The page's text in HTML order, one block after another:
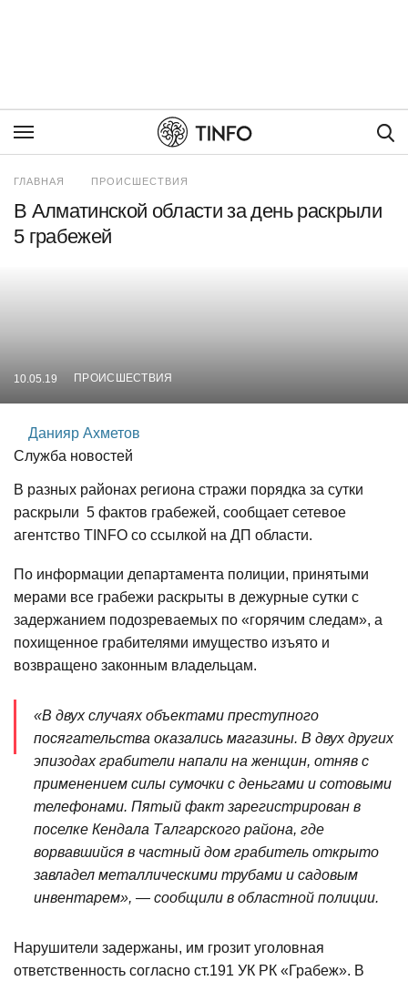
ГЛАВНАЯ ПРОИСШЕСТВИЯ
В Алматинской области за день раскрыли
5 грабежей
10.05.19 ПРОИСШЕСТВИЯ
Данияр Ахметов
Служба новостей
В разных районах региона стражи порядка за сутки
раскрыли 5 фактов грабежей, сообщает сетевое
агентство TINFO со ссылкой на ДП области.
По информации департамента полиции, принятыми
мерами все грабежи раскрыты в дежурные сутки с
задержанием подозреваемых по «горячим следам», а
похищенное грабителями имущество изъято и
возвращено законным владельцам.
«В двух случаях объектами преступного
посягательства оказались магазины. В двух других
эпизодах грабители напали на женщин, отняв с
применением силы сумочки с деньгами и сотовыми
телефонами. Пятый факт зарегистрирован в
поселке Кендала Талгарского района, где
ворвавшийся в частный дом грабитель открыто
завладел металлическими трубами и садовым
инвентарем», — сообщили в областной полиции.
Нарушители задержаны, им грозит уголовная
ответственность согласно ст.191 УК РК «Грабеж». В